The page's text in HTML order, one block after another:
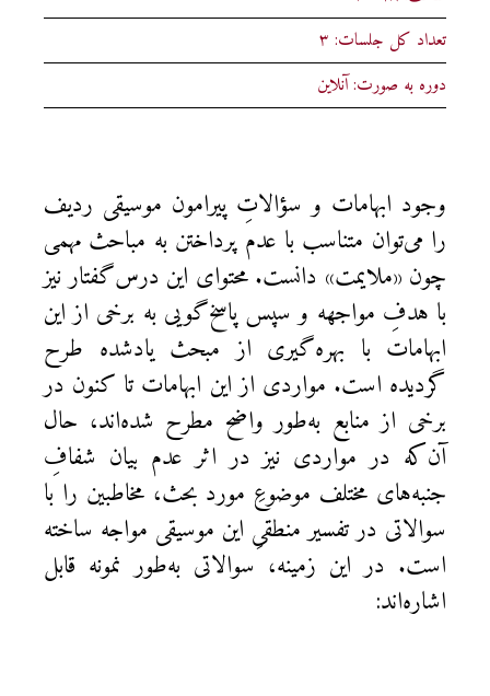
تعداد کل جلسات: ۳
دوره به صورت: آنلاین
وجود ابهامات و سؤالاتِ پیرامون موسیقی ردیف
را می‌توان متناسب با عدم پرداختن به مباحث مهمی
چون «ملایمت» دانست. محتوای این درس‌گفتار نیز
با هدفِ مواجهه و سپس پاسخ‌گویی به برخی از این
ابهامات با بهره‌گیری از مبحث یادشده طرح
گردیده است. مواردی از این ابهامات تا کنون در
برخی از منابع به‌طور واضح مطرح شده‌اند، حال
آن‌که در مواردی نیز در اثر عدم بیان شفافِ
جنبه‌های مختلف موضوعِ مورد بحث، مخاطبین را با
سوالاتی در تفسیر منطقیِ این موسیقی مواجه ساخته
است. در این زمینه، سوالاتی به‌طور نمونه قابل
اشاره‌اند: